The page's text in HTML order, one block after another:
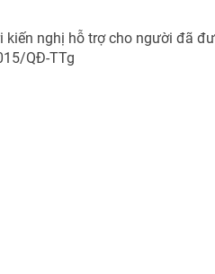
kiến nghị hỗ trợ cho người đã
QĐ-TTg